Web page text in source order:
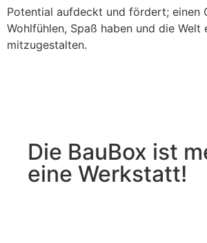
Potential aufdeckt und fördert; einen
Wohlfühlen, Spaß haben und die Welt
mitzugestalten.
Die BauBox ist
eine Werkstatt!